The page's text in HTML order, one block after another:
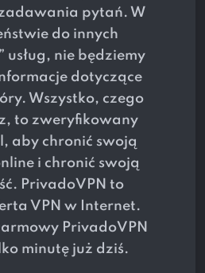
pytań. W
do innych
usług, nie będziemy
dotyczące
Wszystko, czego
to zweryfikowany
aby chronić swoją
i chronić swoją
PrivadoVPN to
VPN w Internet.
PrivadoVPN
minutę już dziś.